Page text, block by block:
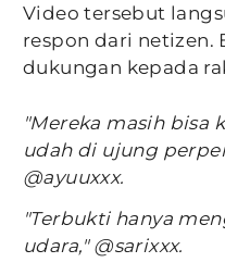
Video tersebut
respon dari netizen.
dukungan kepada
"Mereka masih bisa
udah di ujung
@ayuuxxx.
"Terbukti hanya
udara," @sarixxx.